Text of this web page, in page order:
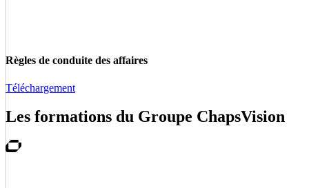
Règles de conduite des affaires
Téléchargement
Les formations du Groupe ChapsVision